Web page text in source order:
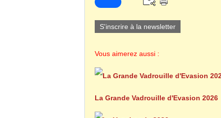
S'inscrire à la newsletter
Vous aimerez aussi :
La Grande Vadrouille d'Evasion 2026